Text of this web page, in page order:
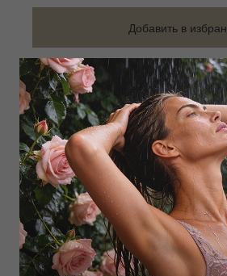
Дополнить
Добавить в
Забронировать в